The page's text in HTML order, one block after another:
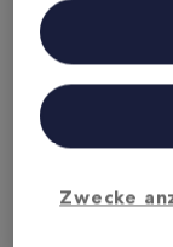
The Mozart
The Mozart
5.0-
Sterne-
9.2
von
9,2/10
Inhalte, Messung
Liste der
Zwecke